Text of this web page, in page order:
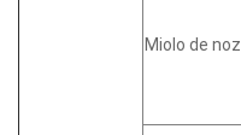
Miolo de noz